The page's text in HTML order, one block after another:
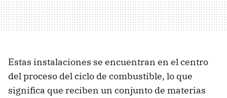
Estas instalaciones se encuentran en el centro
del proceso del ciclo de combustible, lo que
significa que reciben un conjunto de materias